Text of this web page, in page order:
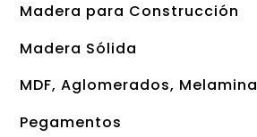
Madera para Construcción
Madera Sólida
MDF, Aglomerados, Melamina
Pegamentos